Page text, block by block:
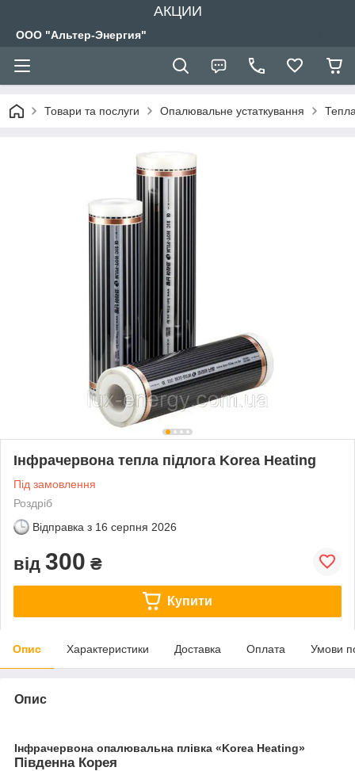
АКЦИИ
ООО "Альтер-Энергия"
Товари та послуги Опалювальне устаткування
Інфрачервона тепла підлога Korea Heating
Під замовлення
Роздріб
Відправка з 16 серпня 2026
від 300 ₴
Купити
Опис Характеристики Доставка Оплата Умови
Опис
Інфрачервона опалювальна плівка «Korea Heating»
Південна Корея